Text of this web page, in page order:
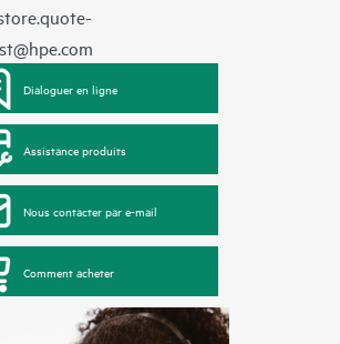
Dialoguer en ligne
Assistance produits
Nous contacter par e-mail
Comment acheter